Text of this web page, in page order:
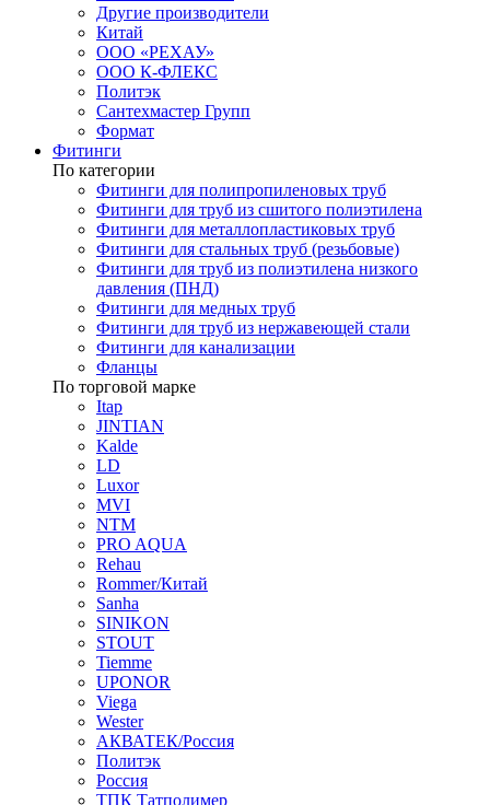
Другие производители
Китай
ООО «РЕХАУ»
ООО К-ФЛЕКС
Политэк
Сантехмастер Групп
Формат
Фитинги
По категории
Фитинги для полипропиленовых труб
Фитинги для труб из сшитого полиэтилена
Фитинги для металлопластиковых труб
Фитинги для стальных труб (резьбовые)
Фитинги для труб из полиэтилена низкого
давления (ПНД)
Фитинги для медных труб
Фитинги для труб из нержавеющей стали
Фитинги для канализации
Фланцы
По торговой марке
Itap
JINTIAN
Kalde
LD
Luxor
MVI
NTM
PRO AQUA
Rehau
Rommer/Китай
Sanha
SINIKON
STOUT
Tiemme
UPONOR
Viega
Wester
АКВАТЕК/Россия
Политэк
Россия
ТПК Татполимер